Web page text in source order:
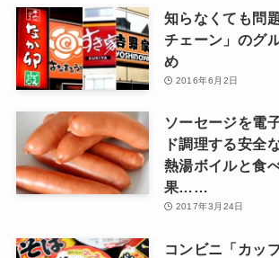
知らなくても問
チェーン」のグ
め
2016年6月2日
ソーセージを電
ド調理する安全
熱湯ボイルと食
果……
2017年3月24日
コンビニ「カッ